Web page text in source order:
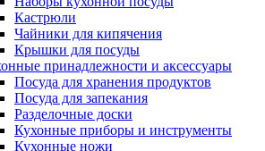
Кастрюли
Чайники для кипячения
Крышки для посуды
принадлежности и аксессуары
Посуда для хранения продуктов
Посуда для запекания
Разделочные доски
Кухонные приборы и инструменты
Кухонные ножи